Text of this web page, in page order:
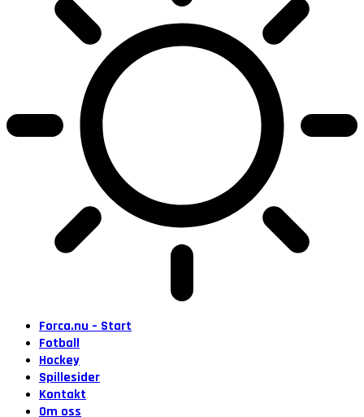
Forca.nu – Start
Fotball
Hockey
Spillesider
Kontakt
Om oss